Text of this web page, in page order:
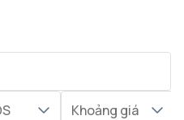
Khoảng giá